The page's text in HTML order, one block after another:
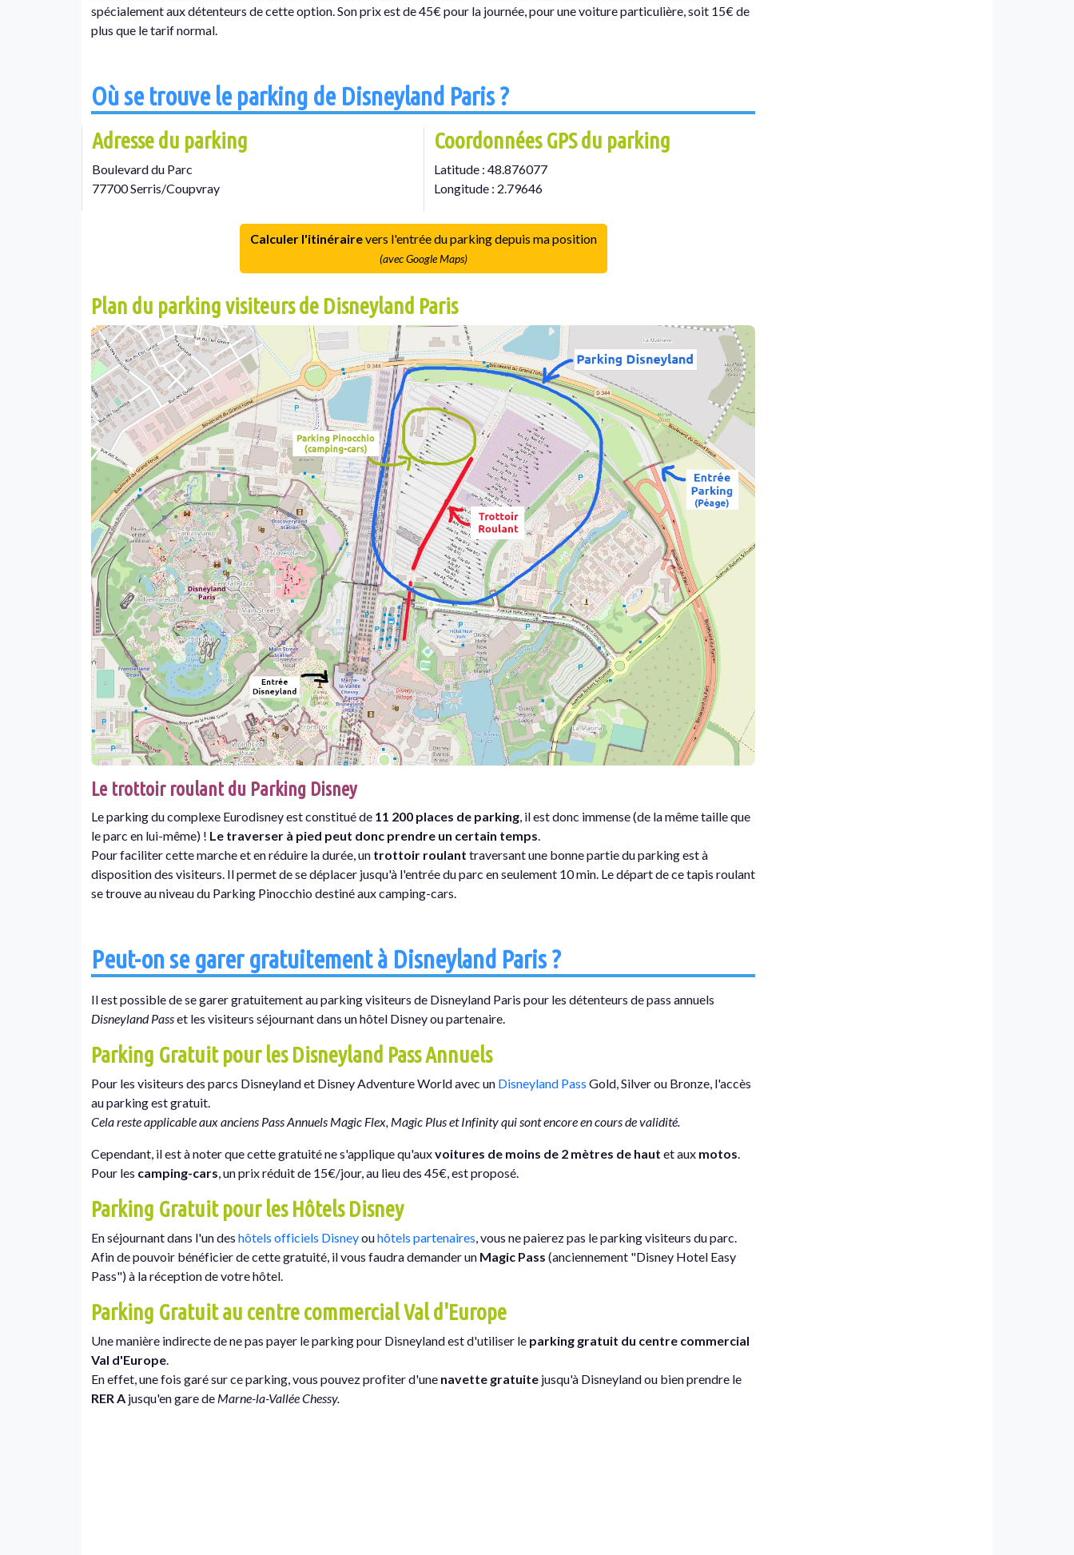
spécialement aux détenteurs de cette option. Son prix est de 45€ pour la journée, pour une voiture particulière, soit 15€ de
plus que le tarif normal.
Où se trouve le parking de Disneyland Paris ?
Adresse du parking
Boulevard du Parc
77700 Serris/Coupvray
Coordonnées GPS du parking
Latitude : 48.876077
Longitude : 2.79646
Calculer l'itinérairevers l'entrée du parking depuis ma position
(avec Google Maps)
Plan du parking visiteurs de Disneyland Paris
Le trottoir roulant du Parking Disney
Le parking du complexe Eurodisney est constitué de 11 200 places de parking , il est donc immense (de la même taille que
le parc en lui-même) ! Le traverser à pied peut donc prendre un certain temps
Pour faciliter cette marche et en réduire la durée, un trottoir roulant traversant une bonne partie du parking est à
disposition des visiteurs. Il permet de se déplacer jusqu'à l'entrée du parc en seulement 10 min. Le départ de ce tapis roulant
se trouve au niveau du Parking Pinocchio destiné aux camping-cars.
Peut-on se garer gratuitement à Disneyland Paris ?
Il est possible de se garer gratuitement au parking visiteurs de Disneyland Paris pour les détenteurs de pass annuels
Disneyland Passet les visiteurs séjournant dans un hôtel Disney ou partenaire.
Parking Gratuit pour les Disneyland Pass Annuels
Pour les visiteurs des parcs Disneyland et Disney Adventure World avec un Disneyland Pass Gold, Silver ou Bronze, l'accès
au parking est gratuit.
Cela reste applicable aux anciens Pass Annuels Magic Flex, Magic Plus et Infinity qui sont encore en cours de validité.
Cependant, il est à noter que cette gratuité ne s'applique qu'auxvoitures de moins de 2 mètres de haut et aux motos.
Pour les camping-cars, un prix réduit de 15€/jour, au lieu des 45€, est proposé.
Parking Gratuit pour les Hôtels Disney
En séjournant dans l'un des hôtels officiels Disneyouhôtels partenaires, vous ne paierez pas le parking visiteurs du parc.
Afin de pouvoir bénéficier de cette gratuité, il vous faudra demander un Magic Pass (anciennement "Disney Hotel Easy
Pass") à la réception de votre hôtel.
Parking Gratuit au centre commercial Val d'Europe
Une manière indirecte de ne pas payer le parking pour Disneyland est d'utiliser le parking gratuit du centre commercial
Val d'Europe.
En effet, une fois garé sur ce parking, vous pouvez profiter d'une navette gratuite jusqu'à Disneyland ou bien prendre le
RER A jusqu'en gare de Marne-la-Vallée Chessy.